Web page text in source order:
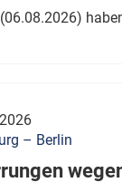
des Monats
– Berlin